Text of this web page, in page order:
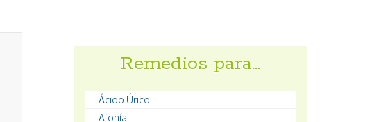
Remedios para…
Ácido Úrico
Afonía